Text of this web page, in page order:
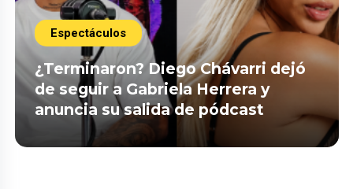
Espectáculos
¿Terminaron? Diego Chávarri dejó
de seguir a Gabriela Herrera y
anuncia su salida de pódcast